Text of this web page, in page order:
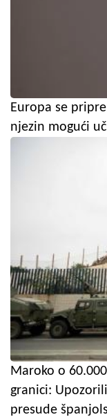
Europa se
njezin mogući
Maroko o
granici:
presude